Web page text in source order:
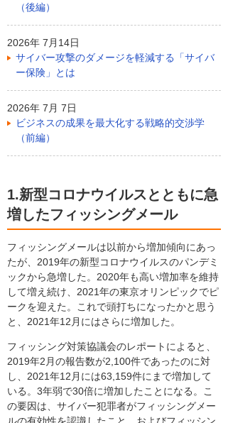
（後編）
2026年 7月14日
サイバー攻撃のダメージを軽減する「サイバ
ー保険」とは
2026年 7月 7日
ビジネスの成果を最大化する戦略的交渉学
（前編）
1.新型コロナウイルスとともに急
増したフィッシングメール
フィッシングメールは以前から増加傾向にあっ
たが、2019年の新型コロナウイルスのパンデミ
ックから急増した。2020年も高い増加率を維持
して増え続け、2021年の東京オリンピックでピ
ークを迎えた。これで頭打ちになったかと思う
と、2021年12月にはさらに増加した。
フィッシング対策協議会のレポートによると、
2019年2月の報告数が2,100件であったのに対
し、2021年12月には63,159件にまで増加して
いる。3年弱で30倍に増加したことになる。こ
の要因は、サイバー犯罪者がフィッシングメー
ルの有効性を認識したこと、およびフィッシン